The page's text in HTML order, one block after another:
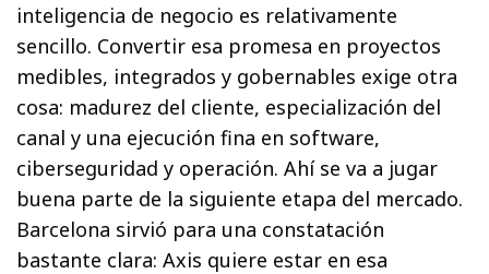
inteligencia de negocio es relativamente
sencillo. Convertir esa promesa en proyectos
medibles, integrados y gobernables exige otra
cosa: madurez del cliente, especialización del
canal y una ejecución fina en software,
ciberseguridad y operación. Ahí se va a jugar
buena parte de la siguiente etapa del mercado.
Barcelona sirvió para una constatación
bastante clara: Axis quiere estar en esa